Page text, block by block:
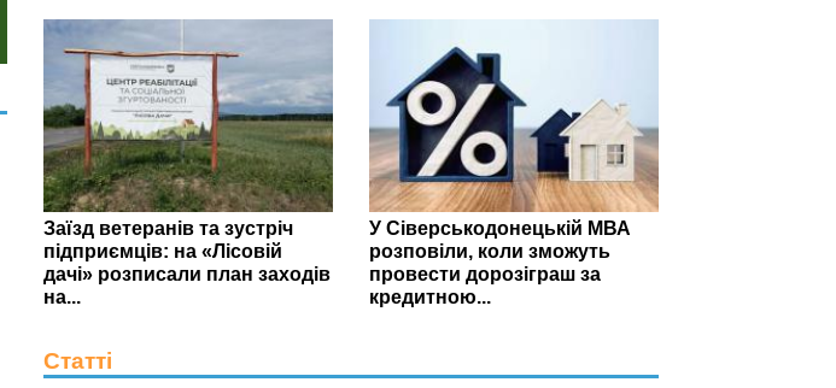
Заїзд ветеранів та зустріч
підприємців: на «Лісовій
дачі» розписали план заходів
на...
У Сіверськодонецькій МВА
розповіли, коли зможуть
провести дорозіграш за
кредитною...
Статті